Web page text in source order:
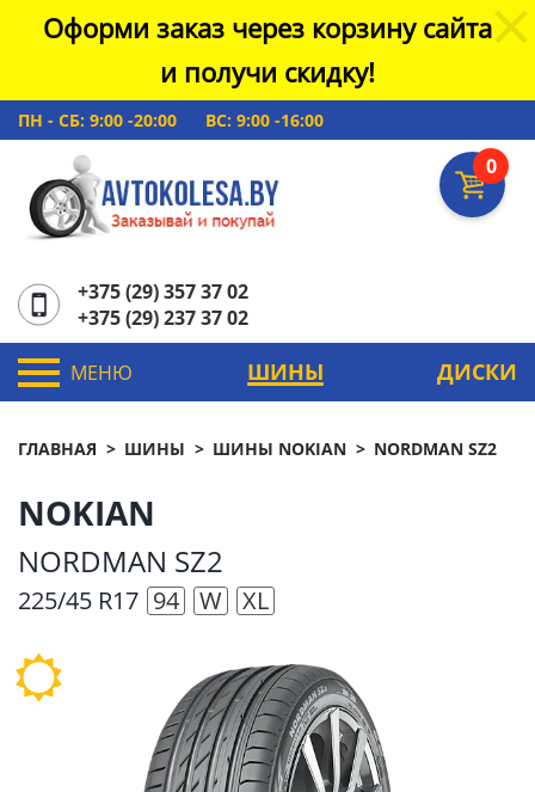
Оформи заказ через корзину сайта
и получи скидку!
ПН - СБ: 9:00 -20:00 ВС: 9:00 -16:00
0
+375 (29) 357 37 02
+375 (29) 237 37 02
МЕНЮ ШИНЫ ДИСКИ
ГЛАВНАЯ ШИНЫ ШИНЫ NOKIAN NORDMAN SZ2
NOKIAN
NORDMAN SZ2
225/45 R17 94 W XL